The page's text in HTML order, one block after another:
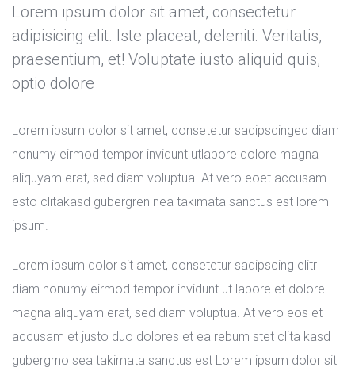
Lorem ipsum dolor sit amet, consectetur
adipisicing elit. Iste placeat, deleniti. Veritatis,
praesentium, et! Voluptate iusto aliquid quis,
optio dolore
Lorem ipsum dolor sit amet, consetetur sadipscinged diam
nonumy eirmod tempor invidunt utlabore dolore magna
aliquyam erat, sed diam voluptua. At vero eoet accusam
esto clitakasd gubergren nea takimata sanctus est lorem
ipsum.
Lorem ipsum dolor sit amet, consetetur sadipscing elitr
diam nonumy eirmod tempor invidunt ut labore et dolore
magna aliquyam erat, sed diam voluptua. At vero eos et
accusam et justo duo dolores et ea rebum stet clita kasd
gubergrno sea takimata sanctus est Lorem ipsum dolor sit